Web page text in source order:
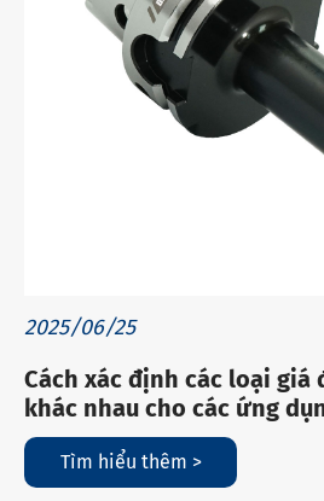
2025/06/25
Cách xác định các loại giá
khác nhau cho các ứng
Tìm hiểu thêm >